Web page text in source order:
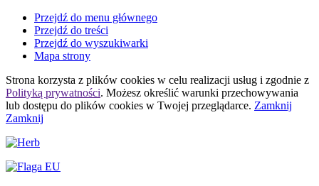
Przejdź do menu głównego
Przejdź do treści
Przejdź do wyszukiwarki
Mapa strony
Strona korzysta z plików cookies w celu realizacji usług i zgodnie z
Polityką prywatności. Możesz określić warunki przechowywania
lub dostępu do plików cookies w Twojej przeglądarce. Zamknij
Zamknij